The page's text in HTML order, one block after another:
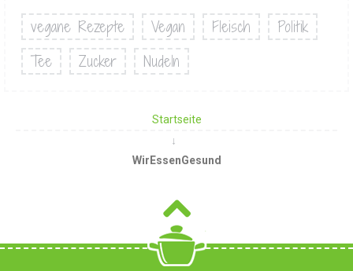
vegane Rezepte Vegan Fleisch
Politik
Tee
Zucker Nudeln
Startseite
WirEssenGesund